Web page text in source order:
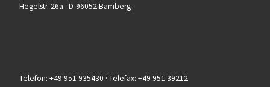
Hegelstr. 26a · D-96052 Bamberg
Telefon: +49 951 935430 · Telefax: +49 951 39212